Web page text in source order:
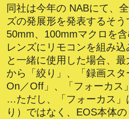
同社は今年の NABにて、
ズの発展形を発表するそ
50mm、100mmマクロを
レンズにリモコンを組み
と一緒に使用した場合、
から「絞り」、「録画ス
On／Off」、「フォーカス
…ただし、「フォーカス」
り）ではなく、EOS本体